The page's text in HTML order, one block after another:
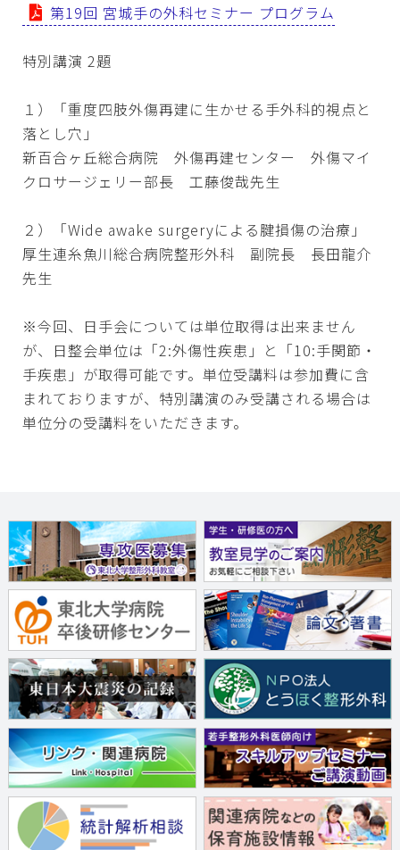
第19回 宮城手の外科セミナー プログラム
特別講演 2題
１）「重度四肢外傷再建に生かせる手外科的視点と
落とし穴」
新百合ヶ丘総合病院 外傷再建センター 外傷マイ
クロサージェリー部長 工藤俊哉先生
２）「Wide awake surgeryによる腱損傷の治療」
厚生連糸魚川総合病院整形外科 副院長 長田龍介
先生
※今回、日手会については単位取得は出来ません
が、日整会単位は「2:外傷性疾患」と「10:手関節・
手疾患」が取得可能です。単位受講料は参加費に含
まれておりますが、特別講演のみ受講される場合は
単位分の受講料をいただきます。